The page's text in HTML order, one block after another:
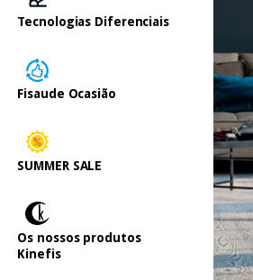
Tecnologias Diferenciais
Fisaude Ocasião
SUMMER SALE
Os nossos produtos
Kinefis